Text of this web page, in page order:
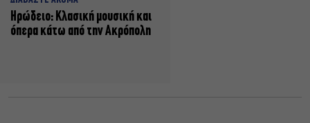
Ηρώδειο: Κλασική μουσική και
όπερα κάτω από την Ακρόπολη